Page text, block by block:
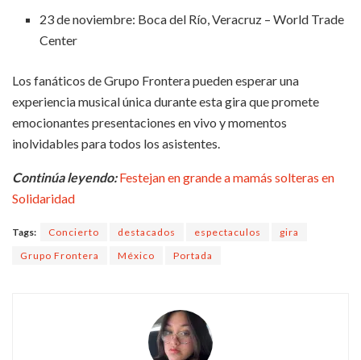
23 de noviembre: Boca del Río, Veracruz – World Trade
Center
Los fanáticos de Grupo Frontera pueden esperar una
experiencia musical única durante esta gira que promete
emocionantes presentaciones en vivo y momentos
inolvidables para todos los asistentes.
Continúa leyendo:Festejan en grande a mamás solteras en
Solidaridad
Tags: Concierto destacados espectaculos
gira
Grupo Frontera
México Portada